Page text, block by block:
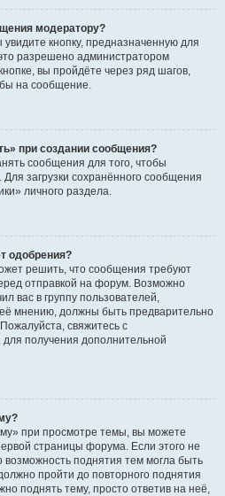
модератору?
кнопку, предназначенную для
разрешено администратором
вы пройдёте через ряд шагов,
на сообщение.
при создании сообщения?
сообщения для того, чтобы
Для загрузки сохранённого сообщения
личного раздела.
одобрения?
решить, что сообщения требуют
отправкой на форум. Возможно
вас в группу пользователей,
мнению, должны быть предварительно
свяжитесь с
получения дополнительной
при просмотре темы, вы можете
страницы форума. Если этого не
возможность поднятия тем могла быть
пройти до повторного поднятия
поднять тему, просто ответив на неё,